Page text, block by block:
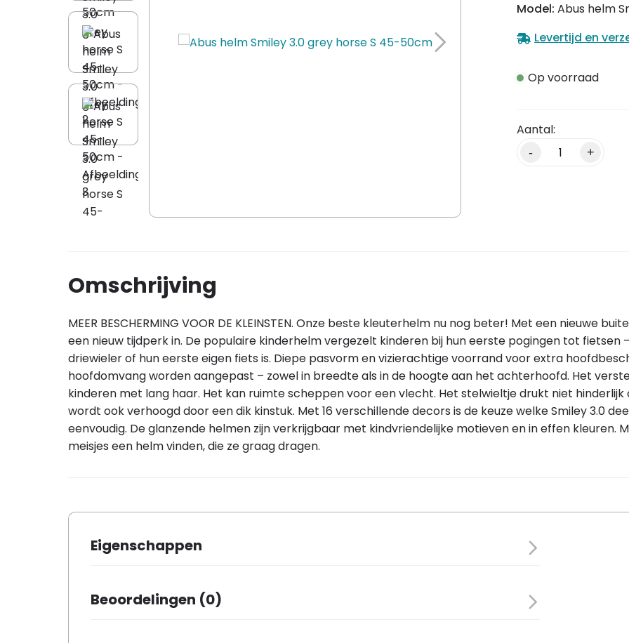
Model: Abus helm
Levertijd en
Op voorraad
- +
Alternative:
Omschrijving
MEER BESCHERMING VOOR DE KLEINSTEN. Onze beste kleuterhelm nu nog beter! Met een nieuwe
een nieuw tijdperk in. De populaire kinderhelm vergezelt kinderen bij hun eerste pogingen tot fietsen
driewieler of hun eerste eigen fiets is. Diepe pasvorm en vizierachtige voorrand voor extra
hoofdomvang worden aangepast – zowel in breedte als in de hoogte aan het achterhoofd. Het
kinderen met lang haar. Het kan ruimte scheppen voor een vlecht. Het stelwieltje drukt niet
wordt ook verhoogd door een dik kinstuk. Met 16 verschillende decors is de keuze welke Smiley 3.0
eenvoudig. De glanzende helmen zijn verkrijgbaar met kindvriendelijke motieven en in effen kleuren.
meisjes een helm vinden, die ze graag dragen.
Eigenschappen
Kleur
Beoordelingen (0)